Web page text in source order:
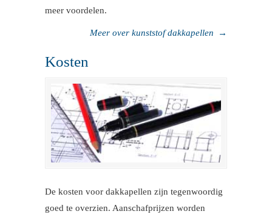
meer voordelen.
Meer over kunststof dakkapellen →
Kosten
De kosten voor dakkapellen zijn tegenwoordig
goed te overzien. Aanschafprijzen worden